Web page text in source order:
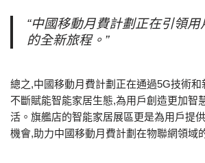
“中國移動月費計劃正在引領
的全新旅程。”
總之,中國移動月費計劃正在通過5G技術
不斷賦能智能家居生態,為用戶創造更加智
活。旗艦店的智能家居展區更是為用戶提
機會,助力中國移動月費計劃在物聯網領域